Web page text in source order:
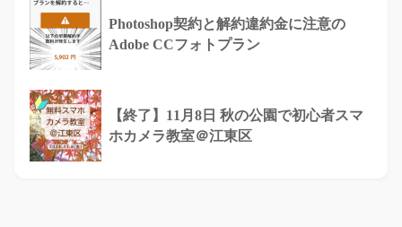
Photoshop契約と解約違約金に注意の
Adobe CCフォトプラン
【終了】11月8日 秋の公園で初心者スマ
ホカメラ教室＠江東区